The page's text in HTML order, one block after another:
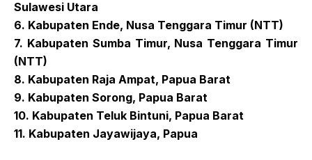
Sulawesi Utara
6. Kabupaten Ende, Nusa Tenggara Timur (NTT)
7. Kabupaten Sumba Timur, Nusa Tenggara Timur
(NTT)
8. Kabupaten Raja Ampat, Papua Barat
9. Kabupaten Sorong, Papua Barat
10. Kabupaten Teluk Bintuni, Papua Barat
11. Kabupaten Jayawijaya, Papua